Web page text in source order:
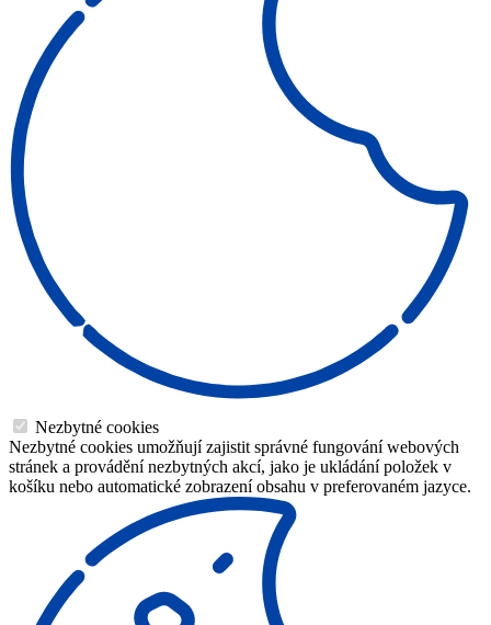
Nezbytné cookies
Nezbytné cookies umožňují zajistit správné fungování webových
stránek a provádění nezbytných akcí, jako je ukládání položek v
košíku nebo automatické zobrazení obsahu v preferovaném jazyce.